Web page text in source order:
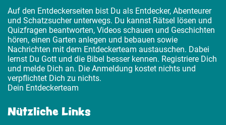
Auf den Entdeckerseiten bist Du als Entdecker, Abenteurer
und Schatzsucher unterwegs. Du kannst Rätsel lösen und
Quizfragen beantworten, Videos schauen und Geschichten
hören, einen Garten anlegen und bebauen sowie
Nachrichten mit dem Entdeckerteam austauschen. Dabei
lernst Du Gott und die Bibel besser kennen. Registriere Dich
und melde Dich an. Die Anmeldung kostet nichts und
verpflichtet Dich zu nichts.
Dein Entdeckerteam
Nützliche Links